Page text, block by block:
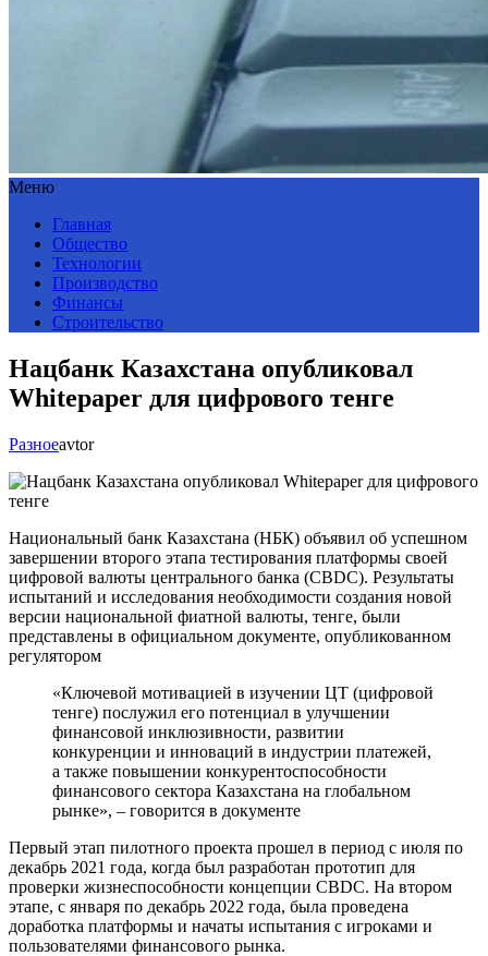
Меню
Главная
Общество
Технологии
Производство
Финансы
Строительство
Нацбанк Казахстана опубликовал
Whitepaper для цифрового тенге
Разноеavtor
Национальный банк Казахстана (НБК) объявил об успешном
завершении второго этапа тестирования платформы своей
цифровой валюты центрального банка (CBDC). Результаты
испытаний и исследования необходимости создания новой
версии национальной фиатной валюты, тенге, были
представлены в официальном документе, опубликованном
регулятором
«Ключевой мотивацией в изучении ЦТ (цифровой
тенге) послужил его потенциал в улучшении
финансовой инклюзивности, развитии
конкуренции и инноваций в индустрии платежей,
а также повышении конкурентоспособности
финансового сектора Казахстана на глобальном
рынке», – говорится в документе
Первый этап пилотного проекта прошел в период с июля по
декабрь 2021 года, когда был разработан прототип для
проверки жизнеспособности концепции CBDC. На втором
этапе, с января по декабрь 2022 года, была проведена
доработка платформы и начаты испытания с игроками и
пользователями финансового рынка.